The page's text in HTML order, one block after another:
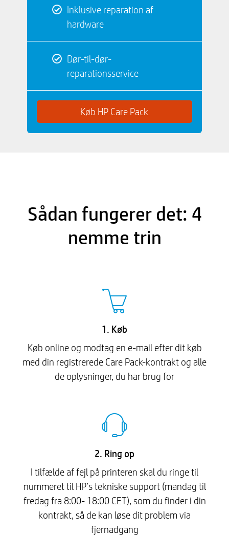
Inklusive reparation af
hardware
Dør-til-dør-
reparationsservice
Køb HP Care Pack
Sådan fungerer det: 4
nemme trin
1. Køb
Køb online og modtag en e-mail efter dit køb
med din registrerede Care Pack-kontrakt og alle
de oplysninger, du har brug for
2. Ring op
I tilfælde af fejl på printeren skal du ringe til
nummeret til HP’s tekniske support (mandag til
fredag ​​fra 8:00- 18:00 CET), som du finder i din
kontrakt, så de kan løse dit problem via
fjernadgang